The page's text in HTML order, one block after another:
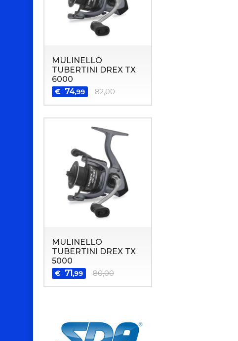
MULINELLO
TUBERTINI DREX TX
6000
€ 74,99 82,00
MULINELLO
TUBERTINI DREX TX
5000
€ 71,99 80,00